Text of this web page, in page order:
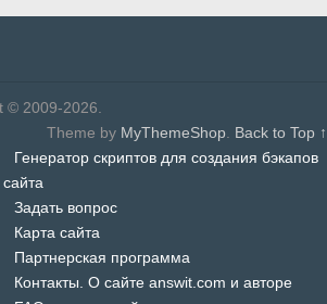
© 2009-2026.
Theme by MyThemeShop Back to Top ↑
Генератор скриптов для создания бэкапов
сайта
Задать вопрос
Карта сайта
Партнерская программа
Контакты. О сайте answit.com и авторе